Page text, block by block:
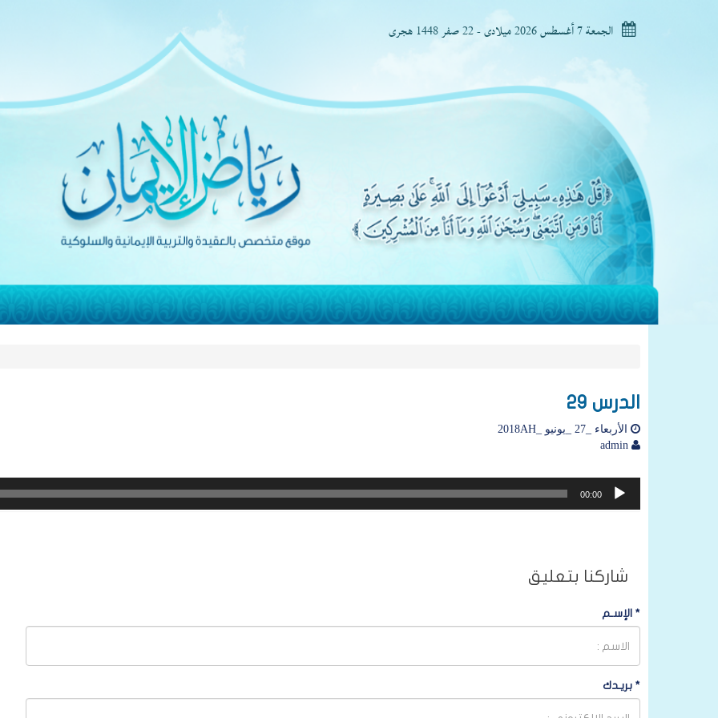
الجمعة 7 أغسطس 2026 ميلادى - 22 صفر 1448 هجرى
الدرس 29
الأربعاء _27 _يونيو _2018AH
مشغل
الصوت
00:00
شاركنا بتعليق
* الإسـم
* بريـدك